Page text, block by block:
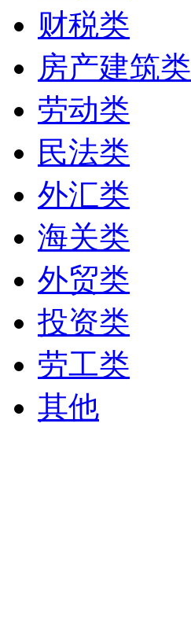
财税类
房产建筑类
劳动类
民法类
外汇类
海关类
外贸类
投资类
劳工类
其他